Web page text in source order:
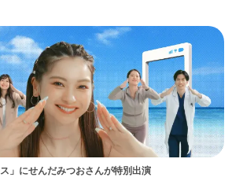
」にせんだみつおさんが特別出演